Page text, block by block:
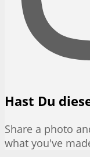
Hast Du
Share a photo
what you've